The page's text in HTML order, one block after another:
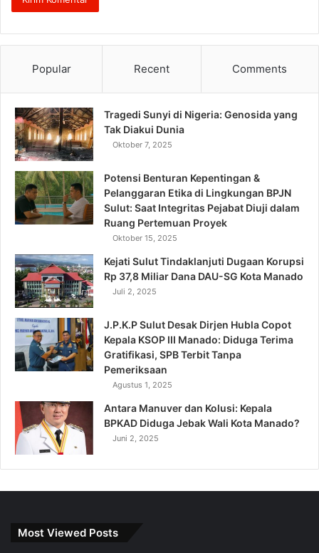
Popular Recent Comments
Tragedi Sunyi di Nigeria: Genosida yang
Tak Diakui Dunia
Oktober 7, 2025
Potensi Benturan Kepentingan &
Pelanggaran Etika di Lingkungan BPJN
Sulut: Saat Integritas Pejabat Diuji dalam
Ruang Pertemuan Proyek
Oktober 15, 2025
Kejati Sulut Tindaklanjuti Dugaan Korupsi
Rp 37,8 Miliar Dana DAU-SG Kota Manado
Juli 2, 2025
J.P.K.P Sulut Desak Dirjen Hubla Copot
Kepala KSOP III Manado: Diduga Terima
Gratifikasi, SPB Terbit Tanpa
Pemeriksaan
Agustus 1, 2025
Antara Manuver dan Kolusi: Kepala
BPKAD Diduga Jebak Wali Kota Manado?
Juni 2, 2025
Most Viewed Posts